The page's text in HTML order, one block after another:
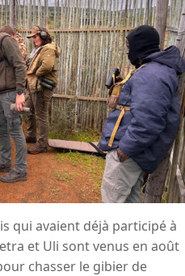
qui avaient déjà participé à
et Uli sont venus en août
chasser le gibier de